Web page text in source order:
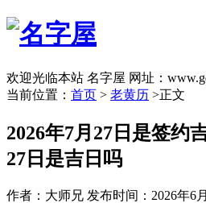
欢迎光临本站 名字屋 网址：
当前位置： 首页 > 老黄历 >正文
2026年7月27日是签约
27日是吉日吗
作者：大师兄 发布时间：2026年6